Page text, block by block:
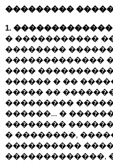
���������
1.
� �����������
��������
�������������
����
������ � ��
����� ��
���������
������... �
��������
� ��������,
����������
�������������,